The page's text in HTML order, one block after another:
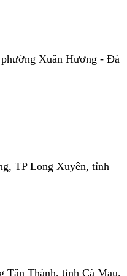
Xuân Hương - Đà
TP Long Xuyên, tỉnh
Tân Thành, tỉnh Cà Mau.